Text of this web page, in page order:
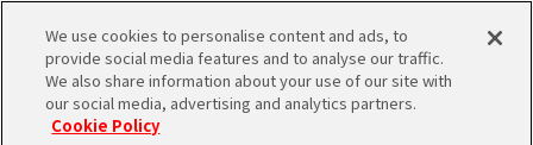
MEN
We use cookies to personalise content and ads, to
provide social media features and to analyse our traffic.
We also share information about your use of our site with
our social media, advertising and analytics partners.
Cookie Policy